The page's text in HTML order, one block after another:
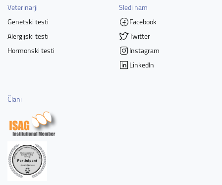
Veterinarji
Genetski testi
Alergijski testi
Hormonski testi
Sledi nam
Facebook
Twitter
Instagram
LinkedIn
Člani